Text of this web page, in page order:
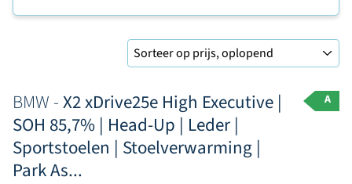
BMW -X2 xDrive25e High Executive |
SOH 85,7% | Head-Up | Leder |
Sportstoelen | Stoelverwarming |
Park As...
A